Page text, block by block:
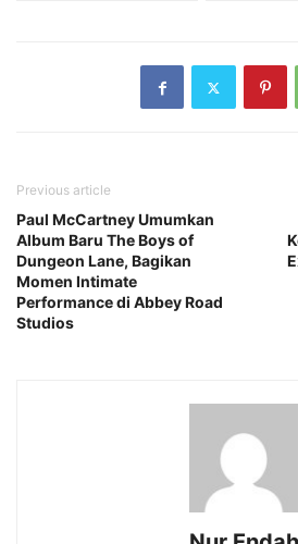
Previous article
Paul McCartney Umumkan
Album Baru The Boys of
Dungeon Lane, Bagikan
Momen Intimate
Performance di Abbey Road
Studios